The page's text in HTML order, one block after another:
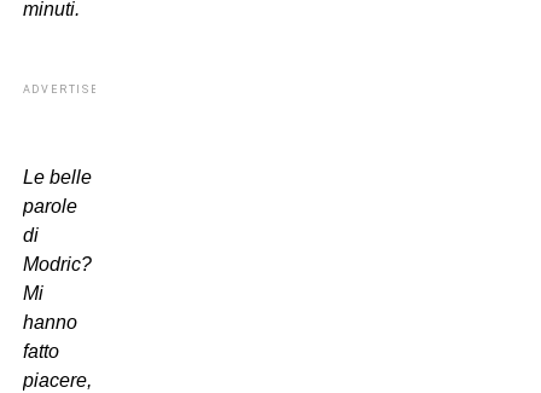
minuti.
ADVERTISEMENT
Le belle
parole
di
Modric?
Mi
hanno
fatto
piacere,